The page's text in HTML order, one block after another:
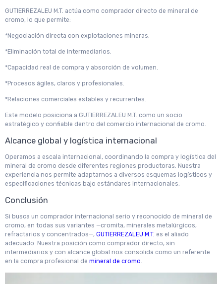
GUTIERREZALEU M.T. actúa como comprador directo de mineral de
cromo, lo que permite:
*Negociación directa con explotaciones mineras.
*Eliminación total de intermediarios.
*Capacidad real de compra y absorción de volumen.
*Procesos ágiles, claros y profesionales.
*Relaciones comerciales estables y recurrentes.
Este modelo posiciona a GUTIERREZALEU M.T. como un socio
estratégico y confiable dentro del comercio internacional de cromo.
Alcance global y logística internacional
Operamos a escala internacional, coordinando la compra y logística del
mineral de cromo desde diferentes regiones productoras. Nuestra
experiencia nos permite adaptarnos a diversos esquemas logísticos y
especificaciones técnicas bajo estándares internacionales.
Conclusión
Si busca un comprador internacional serio y reconocido de mineral de
cromo, en todas sus variantes —cromita, minerales metalúrgicos,
refractarios y concentrados—, GUTIERREZALEU M.T. es el aliado
adecuado. Nuestra posición como comprador directo, sin
intermediarios y con alcance global nos consolida como un referente
en la compra profesional de mineral de cromo.